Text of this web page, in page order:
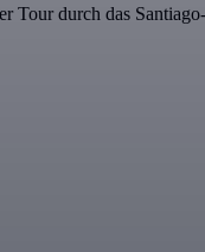
durch das